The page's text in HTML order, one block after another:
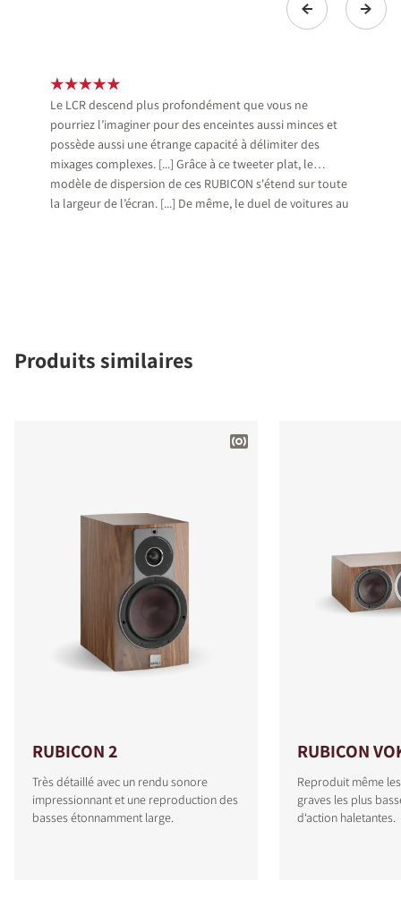
Le LCR descend plus profondément que vous ne
pourriez l’imaginer pour des enceintes aussi minces et
possède aussi une étrange capacité à délimiter des
mixages complexes. [...] Grâce à ce tweeter plat, le
modèle de dispersion de ces RUBICON s'étend sur toute
la largeur de l’écran. [...] De même, le duel de voitures au
Produits similaires
RUBICON 2
Très détaillé avec un rendu sonore
impressionnant et une reproduction des
basses étonnamment large.
RUBICON
Reproduit même
graves les plus
d‘action haletantes.